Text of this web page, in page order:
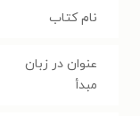
نام کتاب
عنوان در زبان
مبدأ